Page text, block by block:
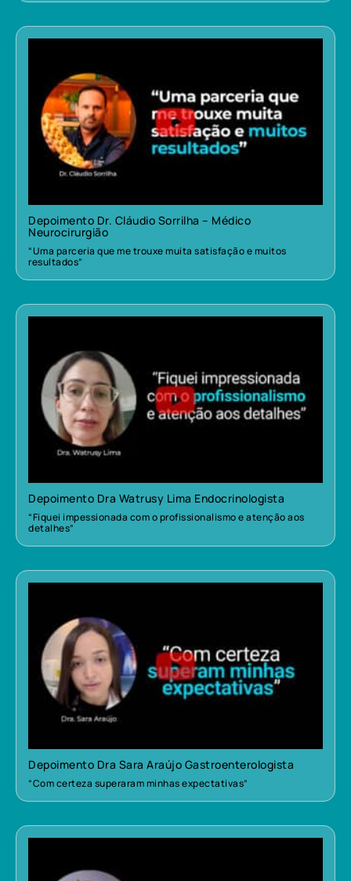
Depoimento Dr. Cláudio Sorrilha – Médico
Neurocirurgião
“Uma parceria que me trouxe muita satisfação e muitos
resultados”
Depoimento Dra Watrusy Lima Endocrinologista
“Fiquei impessionada com o profissionalismo e atenção aos
detalhes”
Depoimento Dra Sara Araújo Gastroenterologista
“Com certeza superaram minhas expectativas”